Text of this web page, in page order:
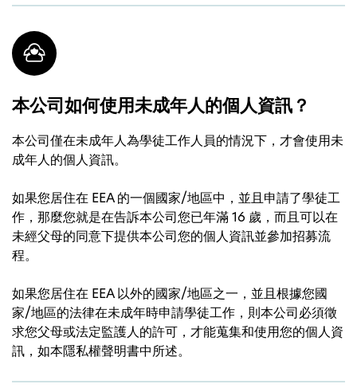
本公司如何使用未成年人的個人資訊？
本公司僅在未成年人為學徒工作人員的情況下，才會使用未
成年人的個人資訊。
如果您居住在 EEA 的一個國家/地區中，並且申請了學徒工
作，那麼您就是在告訴本公司您已年滿 16 歲，而且可以在
未經父母的同意下提供本公司您的個人資訊並參加招募流
程。
如果您居住在 EEA 以外的國家/地區之一，並且根據您國
家/地區的法律在未成年時申請學徒工作，則本公司必須徵
求您父母或法定監護人的許可，才能蒐集和使用您的個人資
訊，如本隱私權聲明書中所述。